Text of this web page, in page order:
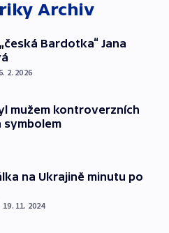
Archiv
Bardotka“ Jana
2. 2026
mužem kontroverzních
na Ukrajině minutu po
19. 11. 2024